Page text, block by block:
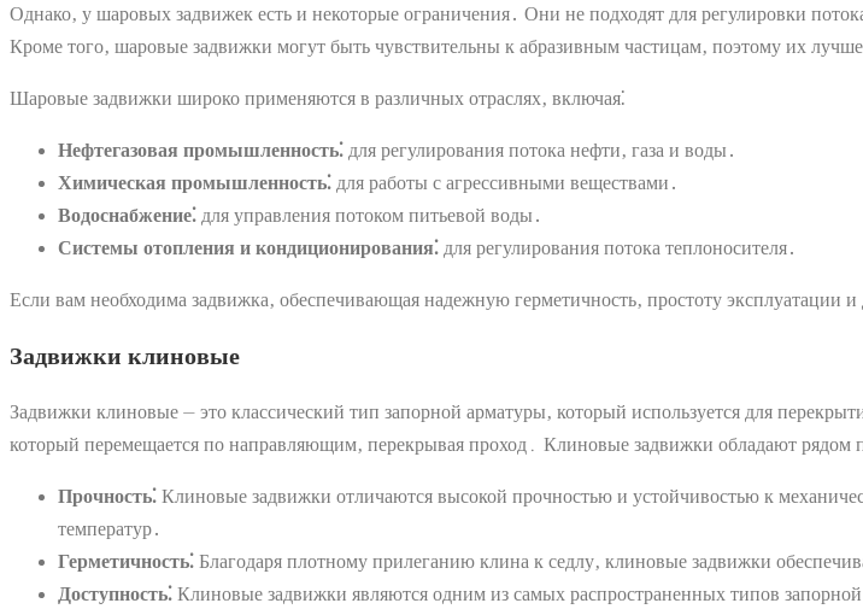
Однако‚ у шаровых задвижек есть и некоторые ограничения․ Они не подходят для регулировки
Кроме того‚ шаровые задвижки могут быть чувствительны к абразивным частицам‚ поэтому их
Шаровые задвижки широко применяются в различных отраслях‚ включая⁚
Нефтегазовая промышленность⁚ для регулирования потока нефти‚ газа и воды․
Химическая промышленность⁚ для работы с агрессивными веществами․
Водоснабжение⁚ для управления потоком питьевой воды․
Системы отопления и кондиционирования⁚ для регулирования потока теплоносителя․
Если вам необходима задвижка‚ обеспечивающая надежную герметичность‚ простоту эксплуатации
Задвижки клиновые
Задвижки клиновые ⏤ это классический тип запорной арматуры‚ который используется для
который перемещается по направляющим‚ перекрывая проход․ Клиновые задвижки обладают рядом
Прочность⁚ Клиновые задвижки отличаются высокой прочностью и устойчивостью к
температур․
Герметичность⁚ Благодаря плотному прилеганию клина к седлу‚ клиновые задвижки
Доступность⁚ Клиновые задвижки являются одним из самых распространенных типов